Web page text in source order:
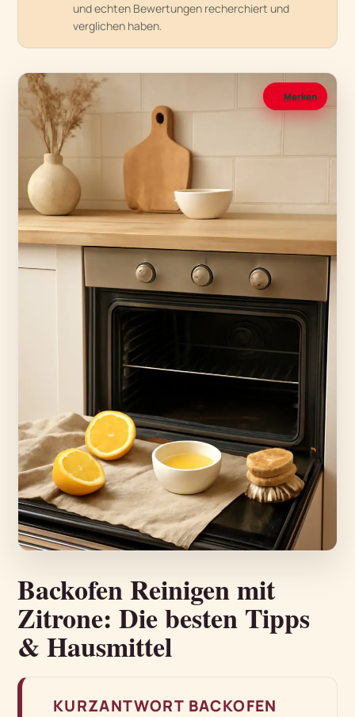
und echten Bewertungen recherchiert und
verglichen haben.
Merken
Backofen Reinigen mit
Zitrone: Die besten Tipps
& Hausmittel
KURZANTWORT BACKOFEN